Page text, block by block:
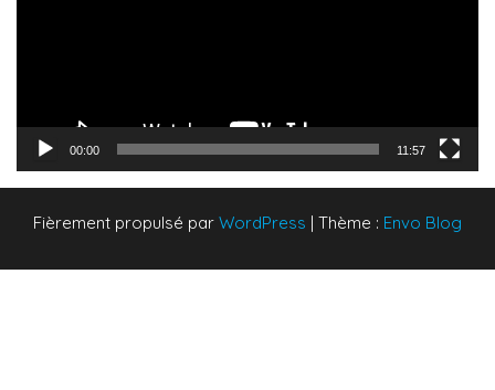
00:00 11:57
Fièrement propulsé par WordPress | Thème : Envo Blog